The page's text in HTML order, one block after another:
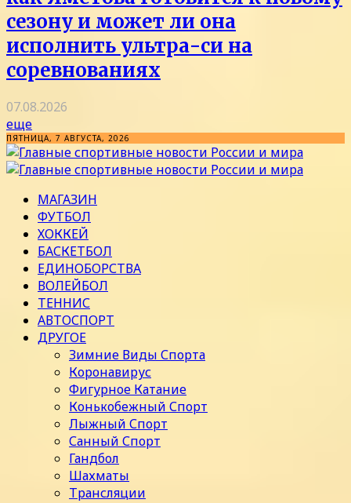
сезону и может ли она
исполнить ультра-си на
соревнованиях
07.08.2026
еще
ПЯТНИЦА, 7 АВГУСТА, 2026
МАГАЗИН
ФУТБОЛ
ХОККЕЙ
БАСКЕТБОЛ
ЕДИНОБОРСТВА
ВОЛЕЙБОЛ
ТЕННИС
АВТОСПОРТ
ДРУГОЕ
Зимние Виды Спорта
Коронавирус
Фигурное Катание
Конькобежный Спорт
Лыжный Спорт
Санный Спорт
Гандбол
Шахматы
Трансляции